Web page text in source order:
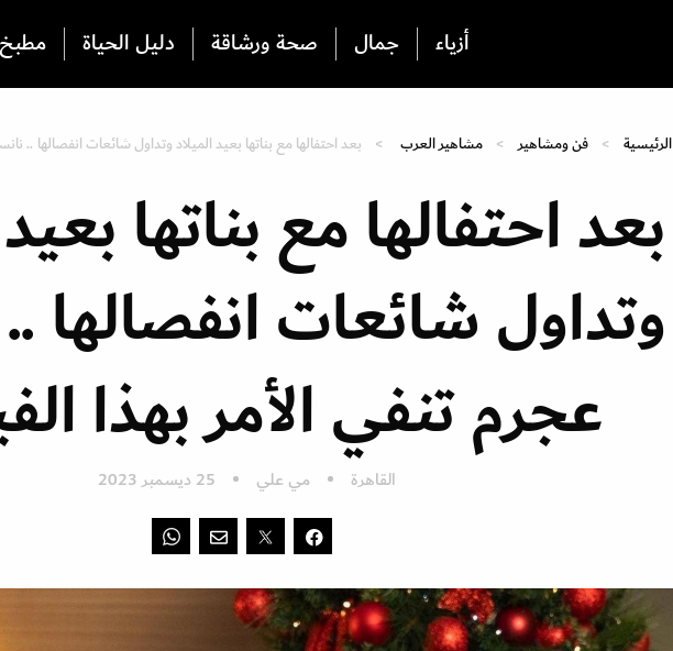
أزياء جمال صحة ورشاقة دليل الحياة
الرئيسية فن ومشاهير مشاهير العرب بعد احتفالها مع بناتها بعيد الميلاد وتداول شائعات انفصالها ..
بعد احتفالها مع بناتها
وتداول شائعات انفصالها
عجرم تنفي الأمر بهذا
القاهرة مي علي 25 ديسمبر 2023